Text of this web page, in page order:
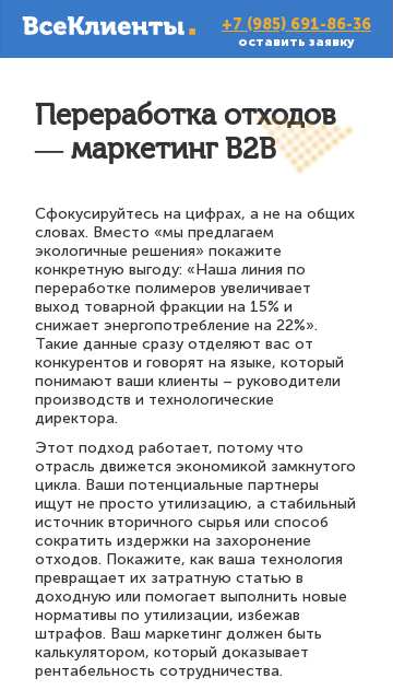
+7 (985) 691-86-36
оставить заявку
Переработка отходов
— маркетинг B2B
Сфокусируйтесь на цифрах, а не на общих
словах. Вместо «мы предлагаем
экологичные решения» покажите
конкретную выгоду: «Наша линия по
переработке полимеров увеличивает
выход товарной фракции на 15% и
снижает энергопотребление на 22%».
Такие данные сразу отделяют вас от
конкурентов и говорят на языке, который
понимают ваши клиенты – руководители
производств и технологические
директора.
Этот подход работает, потому что
отрасль движется экономикой замкнутого
цикла. Ваши потенциальные партнеры
ищут не просто утилизацию, а стабильный
источник вторичного сырья или способ
сократить издержки на захоронение
отходов. Покажите, как ваша технология
превращает их затратную статью в
доходную или помогает выполнить новые
нормативы по утилизации, избежав
штрафов. Ваш маркетинг должен быть
калькулятором, который доказывает
рентабельность сотрудничества.